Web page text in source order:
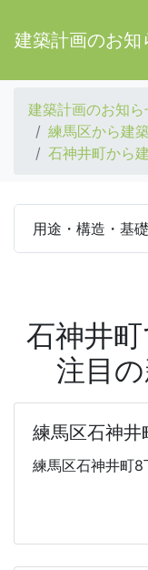
建築計画のお知
建築計画のお知
練馬区から建
石神井町から
用途・構造・基
石神井
注目
練馬区石神井
練馬区石神井町